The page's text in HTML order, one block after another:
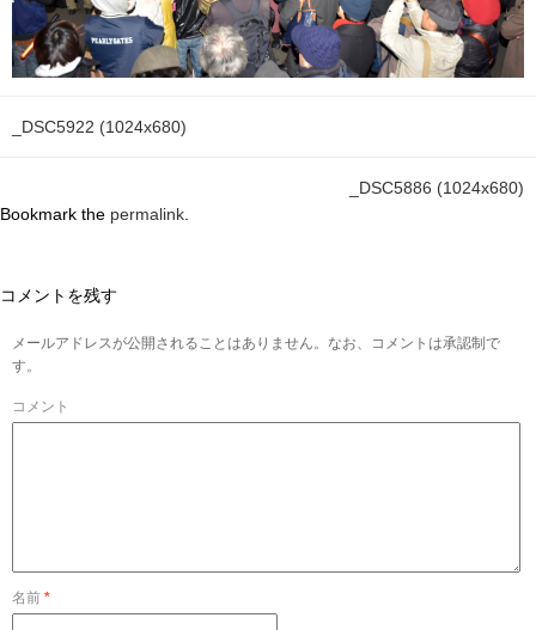
_DSC5922 (1024x680)
_DSC5886 (1024x680)
Bookmark the permalink.
コメントを残す
メールアドレスが公開されることはありません。なお、コメントは承認制で
す。
コメント
名前 *